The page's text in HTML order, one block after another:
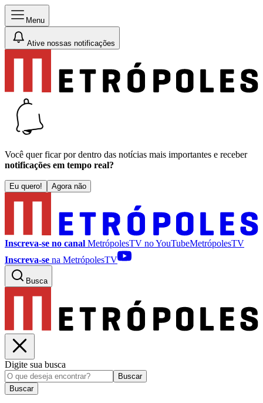
Menu
Ative nossas notificações
Você quer ficar por dentro das notícias mais importantes e receber
notificações em tempo real?
Eu quero! Agora não
Inscreva-se no canal MetrópolesTV noYouTubeMetrópolesTV
Inscreva-se na MetrópolesTV
Busca
Digite sua busca
Buscar
Buscar